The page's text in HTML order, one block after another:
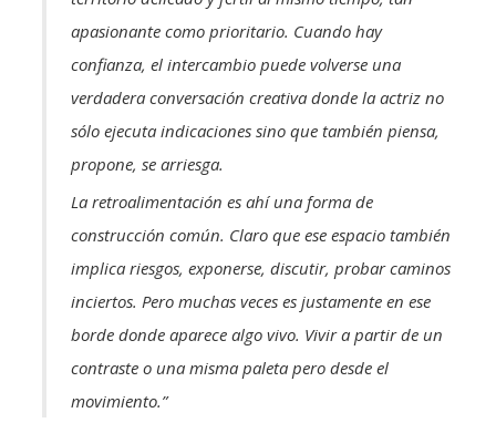
apasionante como prioritario. Cuando hay
confianza, el intercambio puede volverse una
verdadera conversación creativa donde la actriz no
sólo ejecuta indicaciones sino que también piensa,
propone, se arriesga.
La retroalimentación es ahí una forma de
construcción común. Claro que ese espacio también
implica riesgos, exponerse, discutir, probar caminos
inciertos. Pero muchas veces es justamente en ese
borde donde aparece algo vivo. Vivir a partir de un
contraste o una misma paleta pero desde el
movimiento.”